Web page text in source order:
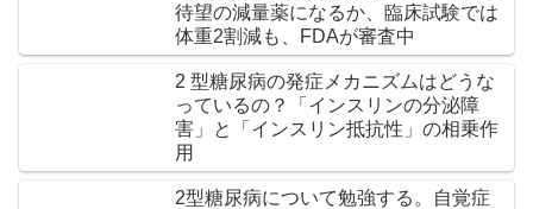
待望の減量薬になるか、臨床試験では
体重2割減も、FDAが審査中
2 型糖尿病の発症メカニズムはどうな
っているの？「インスリンの分泌障
害」と「インスリン抵抗性」の相乗作
用
2型糖尿病について勉強する。自覚症